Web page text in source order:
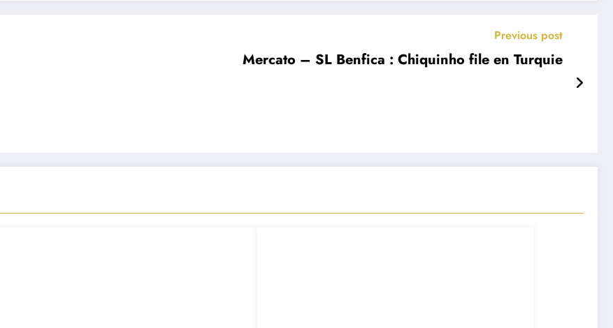
Previous post
Mercato – SL Benfica : Chiquinho file en Turquie